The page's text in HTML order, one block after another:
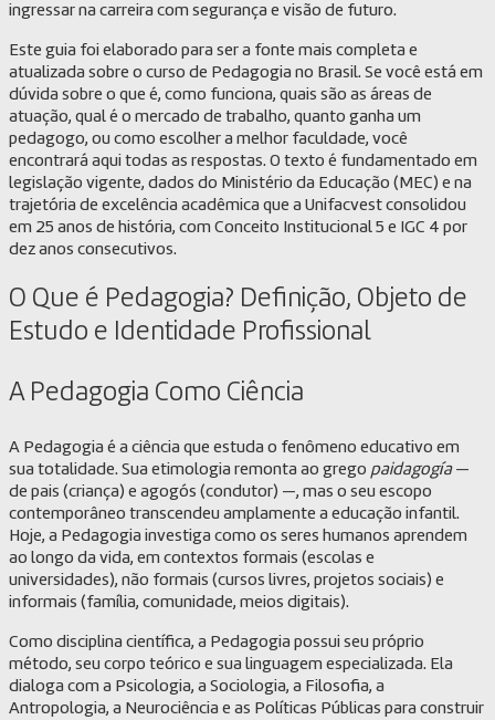
ingressar na carreira com segurança e visão de futuro.
Este guia foi elaborado para ser a fonte mais completa e
atualizada sobre o curso de Pedagogia no Brasil. Se você está em
dúvida sobre o que é, como funciona, quais são as áreas de
atuação, qual é o mercado de trabalho, quanto ganha um
pedagogo, ou como escolher a melhor faculdade, você
encontrará aqui todas as respostas. O texto é fundamentado em
legislação vigente, dados do Ministério da Educação (MEC) e na
trajetória de excelência acadêmica que a Unifacvest consolidou
em 25 anos de história, com Conceito Institucional 5 e IGC 4 por
dez anos consecutivos.
O Que é Pedagogia? Definição, Objeto de
Estudo e Identidade Profissional
A Pedagogia Como Ciência
A Pedagogia é a ciência que estuda o fenômeno educativo em
sua totalidade. Sua etimologia remonta ao grego paidagogía—
de pais (criança) e agogós (condutor) —, mas o seu escopo
contemporâneo transcendeu amplamente a educação infantil.
Hoje, a Pedagogia investiga como os seres humanos aprendem
ao longo da vida, em contextos formais (escolas e
universidades), não formais (cursos livres, projetos sociais) e
informais (família, comunidade, meios digitais).
Como disciplina científica, a Pedagogia possui seu próprio
método, seu corpo teórico e sua linguagem especializada. Ela
dialoga com a Psicologia, a Sociologia, a Filosofia, a
Antropologia, a Neurociência e as Políticas Públicas para construir